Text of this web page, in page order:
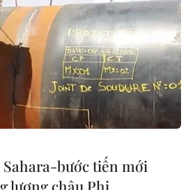
bước tiến mới
lượng châu Phi